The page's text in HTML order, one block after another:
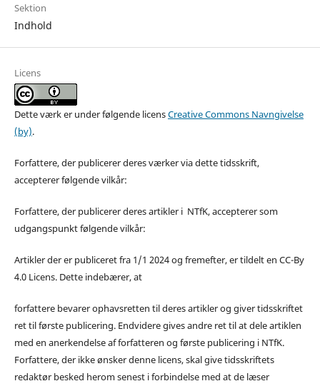
Sektion
Indhold
Licens
Dette værk er under følgende licensCreative Commons Navngivelse
(by).
Forfattere, der publicerer deres værker via dette tidsskrift,
accepterer følgende vilkår:
Forfattere, der publicerer deres artikler i NTfK, accepterer som
udgangspunkt følgende vilkår:
Artikler der er publiceret fra 1/1 2024 og fremefter, er tildelt en CC-By
4.0 Licens. Dette indebærer, at
forfattere bevarer ophavsretten til deres artikler og giver tidsskriftet
ret til første publicering. Endvidere gives andre ret til at dele artiklen
med en anerkendelse af forfatteren og første publicering i NTfK.
Forfattere, der ikke ønsker denne licens, skal give tidsskriftets
redaktør besked herom senest i forbindelse med at de læser